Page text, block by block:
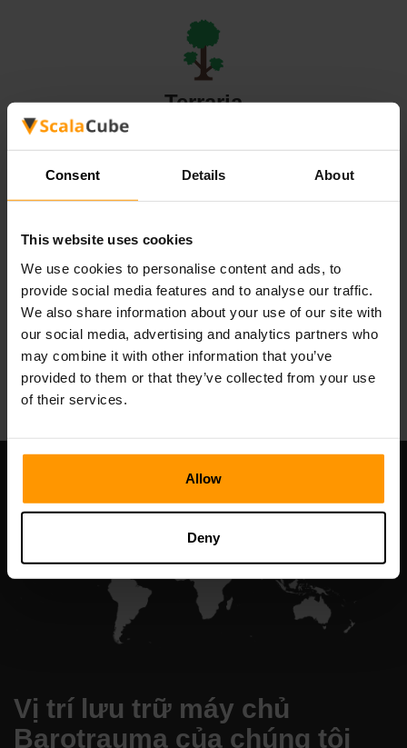
Consent Details About
This website uses cookies
We use cookies to personalise content and ads, to
provide social media features and to analyse our traffic.
We also share information about your use of our site with
our social media, advertising and analytics partners who
may combine it with other information that you’ve
provided to them or that they’ve collected from your use
of their services.
Allow
Deny
Terraria
máy chủ lưu trữ
Valheim
máy chủ lưu trữ
All Games
Vị trí lưu trữ máy chủ
Barotrauma của chúng tôi